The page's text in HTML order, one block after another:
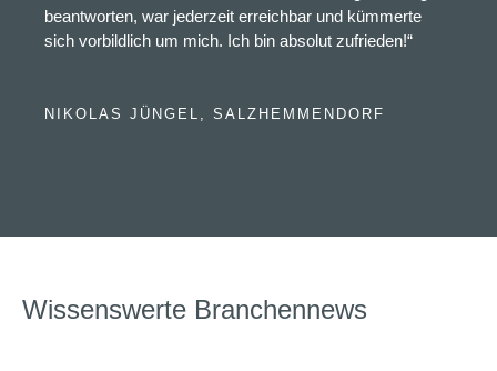
beantworten, war jederzeit erreichbar und kümmerte
sich vorbildlich um mich. Ich bin absolut zufrieden!“
NIKOLAS JÜNGEL, SALZHEMMENDORF
Wissenswerte Branchennews